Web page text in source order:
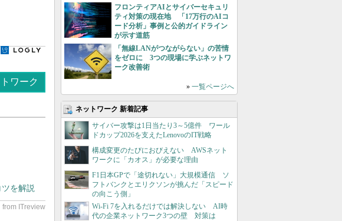
ワーク
ツを解説
フロンティアAIとサイバーセキュリ
ティ対策の現在地 「17万行のAIコ
ード分析」事例と公的ガイドライン
が示す道筋
「無線LANがつながらない」の苦情
をゼロに 3つの現場に学ぶネットワ
ーク改善術
» 一覧ページへ
ネットワーク 新着記事
サイバー攻撃は1日当たり3～5億件 ワール
ドカップ2026を支えたLenovoのIT戦略
構成変更のたびにおびえない AWSネット
ワークに「カオス」が必要な理由
F1日本GPで「途切れない」大規模通信 ソ
フトバンクとエリクソンが挑んだ「スピード
の向こう側」
Wi-Fi 7を入れるだけでは解決しない AI時
代の企業ネットワーク3つの壁 対策は